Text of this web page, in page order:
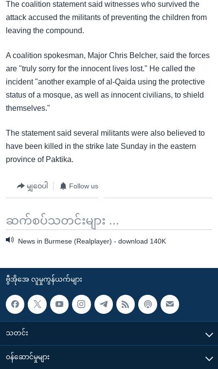
ရှာဖွေ
နေရာ
သို့
ကျော်
ရန်
ဘာသာစကားများ
The coalition statement said witnesses who survived the
attack accused the militants of preventing the children from
leaving the compound.
A coalition spokesman, Major Chris Belcher, said the forces
are "truly sorry for the innocent lives lost." He called the
incident "another example of al-Qaida using the protective
status of a mosque, as well as innocent civilians, to shield
themselves."
The statement said several militants were also believed to
have been killed in the strike late Sunday in the eastern
province of Paktika.
မျှဝေပါ Follow us
ဆက်စပ်သတင်းများ ...
News in Burmese (Realplayer) - download 140K
ဗွီအိုအေ လူမှုကွန်ယက်များ
သတင်း
၀န်ဆောင်မှုများ